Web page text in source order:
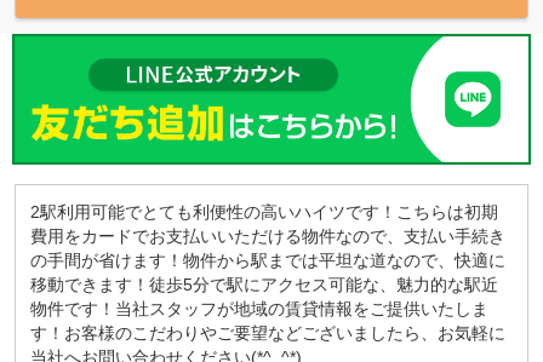
2駅利用可能でとても利便性の高いハイツです！こちらは初期
費用をカードでお支払いいただける物件なので、支払い手続き
の手間が省けます！物件から駅までは平坦な道なので、快適に
移動できます！徒歩5分で駅にアクセス可能な、魅力的な駅近
物件です！当社スタッフが地域の賃貸情報をご提供いたしま
す！お客様のこだわりやご要望などございましたら、お気軽に
当社へお問い合わせください(*^_^*)